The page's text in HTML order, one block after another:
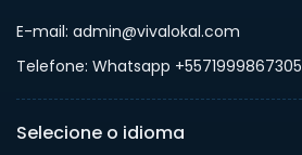
E-mail: admin@vivalokal.com
Telefone: Whatsapp +5571999867305
Selecione o idioma